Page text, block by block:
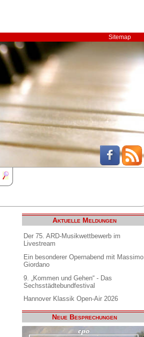
Sitemap
Aktuelle Meldungen
Der 75. ARD-Musikwettbewerb im
Livestream
Ein besonderer Opernabend mit Massimo
Giordano
9. „Kommen und Gehen“ - Das
Sechsstädtebundfestival
Hannover Klassik Open-Air 2026
Neue Besprechungen